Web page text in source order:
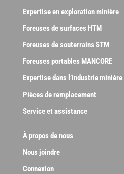
Expertise en exploration minière
Foreuses de surfaces HTM
Foreuses de souterrains STM
Foreuses portables MANCORE
Expertise dans l’industrie minière
Pièces de remplacement
Service et assistance
À propos de nous
Nous joindre
Connexion